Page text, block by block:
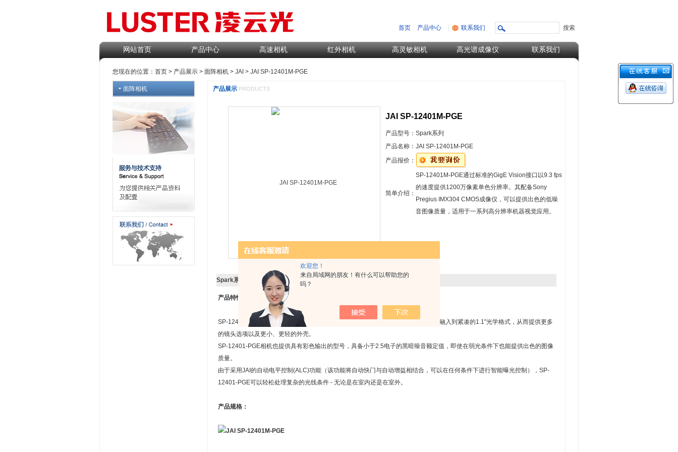
欢迎您！
来自局域网的朋友！有什么可以帮助您的
吗？
首页 产品中心 联系我们
网站首页 产品中心 高速相机 红外相机 高灵敏相机 高光谱成像仪 联系我们
您现在的位置： 首页 > 产品展示 > 面阵相机 > JAI > JAI SP-12401M-PGE
面阵相机 产品展示 PRODUCTS
JAI SP-12401M-PGE
产品型号： Spark系列
产品名称： JAI SP-12401M-PGE
产品报价：
简单介绍：
SP-12401M-PGE通过标准的GigE Vision接口以9.3 fps
的速度提供1200万像素单色分辨率。其配备Sony
Pregius IMX304 CMOS成像仪，可以提供出色的低噪
音图像质量，适用于一系列高分辨率机器视觉应用。
Spark系列JAI SP-12401M-PGE的详细资料
产品特性：
SP-12401M-PGE采用Sony*的3.45 µm像素技术，可以将其1237万像素分辨率能力融入到紧凑的1.1"光学格式，从而提供更多
的镜头选项以及更小、更轻的外壳。
SP-12401-PGE相机也提供具有彩色输出的型号，具备小于2.5电子的黑暗噪音额定值，即使在弱光条件下也能提供出色的图像
质量。
由于采用JAI的自动电平控制(ALC)功能（该功能将自动快门与自动增益相结合，可以在任何条件下进行智能曝光控制），SP-
12401-PGE可以轻松处理复杂的光线条件 - 无论是在室内还是在室外。
产品规格：